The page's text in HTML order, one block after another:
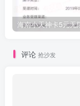
评论 抢沙发